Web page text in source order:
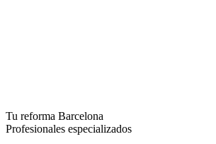
Tu reforma Barcelona
Profesionales especializados